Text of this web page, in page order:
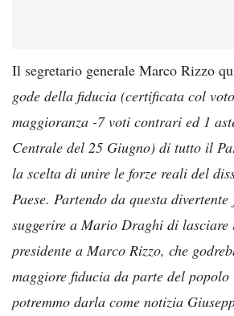
Il segretario generale Marco Rizzo
gode della fiducia (certificata col
maggioranza -7 voti contrari ed 1
Centrale del 25 Giugno) di tutto il
la scelta di unire le forze reali del
Paese. Partendo da questa
suggerire a Mario Draghi di lasciare
presidente a Marco Rizzo, che
maggiore fiducia da parte del
potremmo darla come notizia